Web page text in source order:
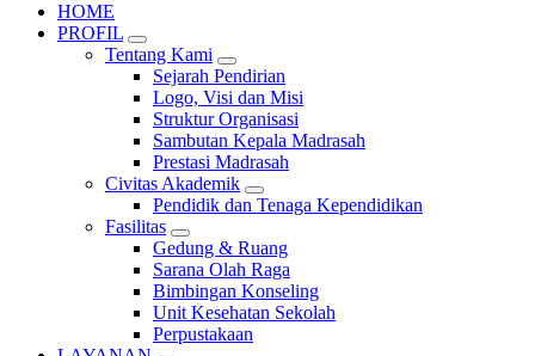
HOME
PROFIL
Tentang Kami
Sejarah Pendirian
Logo, Visi dan Misi
Struktur Organisasi
Sambutan Kepala Madrasah
Prestasi Madrasah
Civitas Akademik
Pendidik dan Tenaga Kependidikan
Fasilitas
Gedung & Ruang
Sarana Olah Raga
Bimbingan Konseling
Unit Kesehatan Sekolah
Perpustakaan